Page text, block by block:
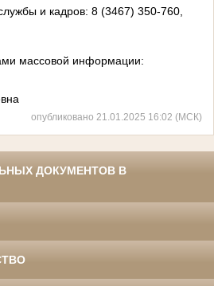
и кадров: 8 (3467) 350-760,
массовой информации:
опубликовано 21.01.2025 16:02 (МСК)
ДОКУМЕНТОВ В